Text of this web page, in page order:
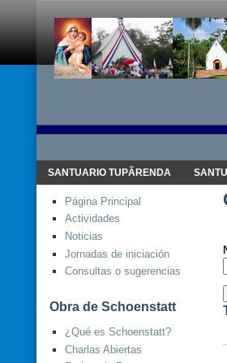
SANTUARIO TUPÃRENDA
Página Principal
Actividades
Noticias
Jornadas de iniciación
Consultas o sugerencias
Obra de Schoenstatt
¿Qué es Schoenstatt?
Charlas Abiertas